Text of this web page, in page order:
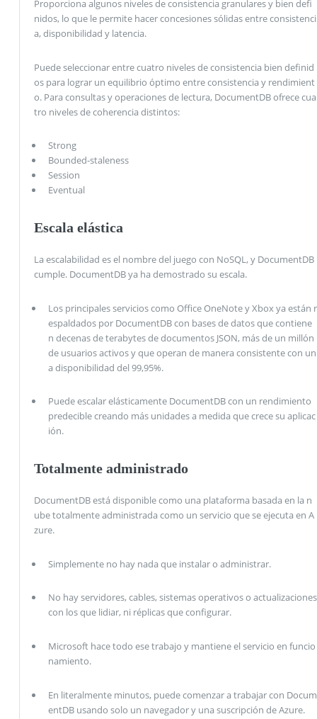
Proporciona algunos niveles de consistencia granulares y bien defi
nidos, lo que le permite hacer concesiones sólidas entre consistenci
a, disponibilidad y latencia.
Puede seleccionar entre cuatro niveles de consistencia bien definid
os para lograr un equilibrio óptimo entre consistencia y rendimient
o. Para consultas y operaciones de lectura, DocumentDB ofrece cua
tro niveles de coherencia distintos:
Strong
Bounded-staleness
Session
Eventual
Escala elástica
La escalabilidad es el nombre del juego con NoSQL, y DocumentDB
cumple. DocumentDB ya ha demostrado su escala.
Los principales servicios como Office OneNote y Xbox ya están r
espaldados por DocumentDB con bases de datos que contiene
n decenas de terabytes de documentos JSON, más de un millón
de usuarios activos y que operan de manera consistente con un
a disponibilidad del 99,95%.
Puede escalar elásticamente DocumentDB con un rendimiento
predecible creando más unidades a medida que crece su aplicac
ión.
Totalmente administrado
DocumentDB está disponible como una plataforma basada en la n
ube totalmente administrada como un servicio que se ejecuta en A
zure.
Simplemente no hay nada que instalar o administrar.
No hay servidores, cables, sistemas operativos o actualizaciones
con los que lidiar, ni réplicas que configurar.
Microsoft hace todo ese trabajo y mantiene el servicio en funcio
namiento.
En literalmente minutos, puede comenzar a trabajar con Docum
entDB usando solo un navegador y una suscripción de Azure.